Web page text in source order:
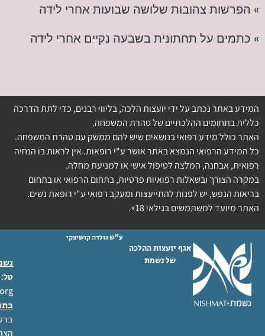
» הפרשות צהובות שלושה שבועות אחרי לידה
» כתמים על תחתונית בשבעה נקיים אחרי לידה
המידע באתר נכתב על ידי יועצות הלכה, בליווי רבנים, כדי לתת הדרכה
כללית בתחומים ההלכתיים של טהרת המשפחה.
האתר כולל מידע רפואי בנושאים שיש להם ממשק עם טהרת המשפחה.
כל המידע הרפואי הנמצא באתר אושר ע"י רופאות. אין לראות בו הנחיה
רפואית, אבחנה, המלצה לטיפול אישי או למניעת מחלה.
במקרה הצורך ובשאלות רפואיות פרטיות, בתחום הרפואי או בתחום
בריאות הנפש, יש לפנות להתייעצות ומעקב רפואי ע"י רופאת נשים.
האתר מיועד למשתמשים בגילאי 18+.
אגף יועצות ההלכה
של נשמת
ע"ש גולדה קושיצקי
טל: 02-6404333
ברל